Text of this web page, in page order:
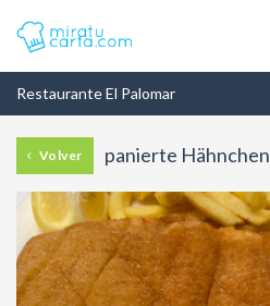
Restaurante El Palomar
Volver panierte Hähnchen